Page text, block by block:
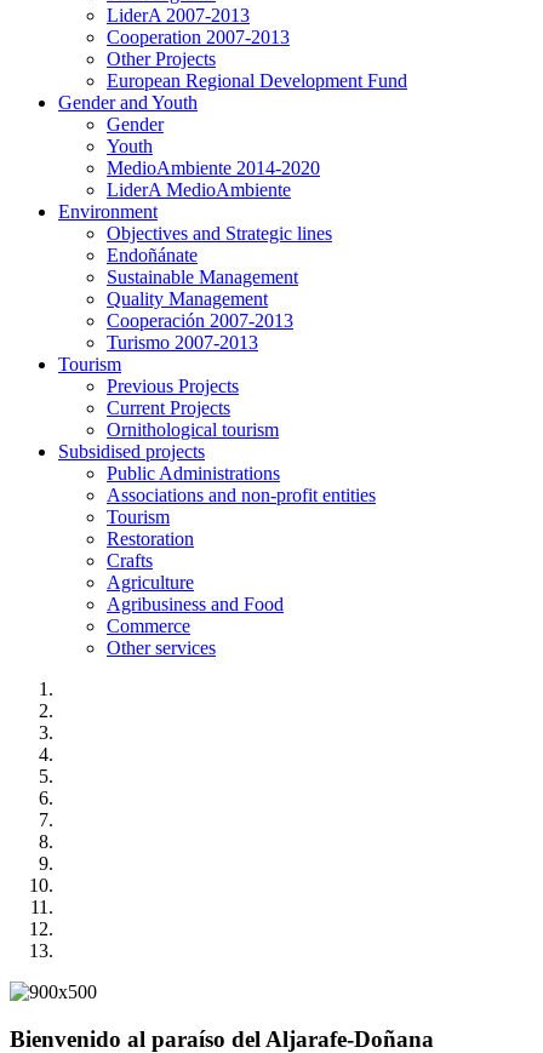
LiderA 2007-2013
Cooperation 2007-2013
Other Projects
European Regional Development Fund
Gender and Youth
Gender
Youth
MedioAmbiente 2014-2020
LiderA MedioAmbiente
Environment
Objectives and Strategic lines
Endoñánate
Sustainable Management
Quality Management
Cooperación 2007-2013
Turismo 2007-2013
Tourism
Previous Projects
Current Projects
Ornithological tourism
Subsidised projects
Public Administrations
Associations and non-profit entities
Tourism
Restoration
Crafts
Agriculture
Agribusiness and Food
Commerce
Other services
Bienvenido al paraíso del Aljarafe-Doñana